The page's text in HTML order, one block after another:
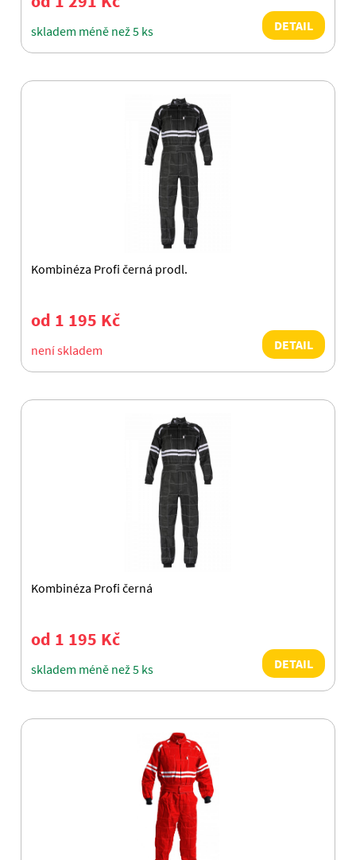
skladem méně než 5 ks DETAIL
Kombinéza Profi černá prodl.
od 1 195 Kč
není skladem DETAIL
Kombinéza Profi černá
od 1 195 Kč
skladem méně než 5 ks DETAIL